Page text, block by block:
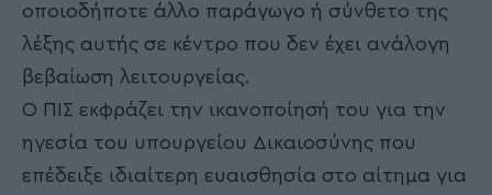
οποιοδήποτε άλλο παράγωγο ή σύνθετο της
λέξης αυτής σε κέντρο που δεν έχει ανάλογη
βεβαίωση λειτουργείας.
Ο ΠΙΣ εκφράζει την ικανοποίησή του για την
ηγεσία του υπουργείου Δικαιοσύνης που
επέδειξε ιδιαίτερη ευαισθησία στο αίτημα για